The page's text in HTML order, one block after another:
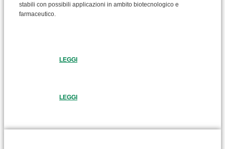
stabili con possibili applicazioni in ambito biotecnologico e
farmaceutico.
LEGGI
LEGGI